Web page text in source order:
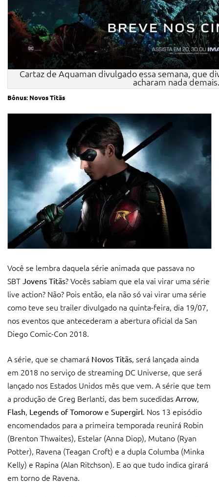
Cartaz de Aquaman divulgado essa semana, que
acharam nada
Bônus: Novos Titãs
Você se lembra daquela série animada que passava no
SBT Jovens Titãs? Vocês sabiam que ela vai virar uma série
live action? Não? Pois então, ela não só vai virar uma série
como teve seu trailer divulgado na quinta-feira, dia 19/07,
nos eventos que antecederam a abertura oficial da San
Diego Comic-Con 2018.
A série, que se chamará Novos Titãs, será lançada ainda
em 2018 no serviço de streaming DC Universe, que será
lançado nos Estados Unidos mês que vem. A série que tem
a produção de Greg Berlanti, das bem sucedidas Arrow,
Flash, Legends of Tomorow e Supergirl. Nos 13 episódio
encomendados para a primeira temporada reunirá Robin
(Brenton Thwaites), Estelar (Anna Diop), Mutano (Ryan
Potter), Ravena (Teagan Croft) e a dupla Columba (Minka
Kelly) e Rapina (Alan Ritchson). E ao que tudo indica girará
em torno de Ravena.